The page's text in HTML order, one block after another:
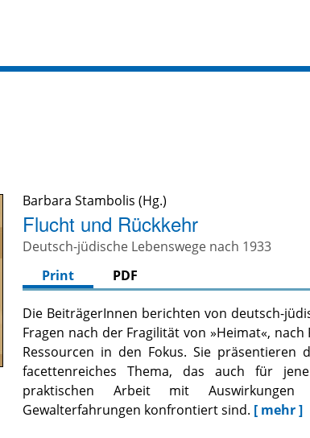
Barbara Stambolis
Flucht und Rückkehr
Deutsch-jüdische Lebenswege nach 1933
Print
PDF
Die BeiträgerInnen berichten von deutsch-
Fragen nach der Fragilität von »Heimat«,
Ressourcen in den Fokus. Sie präsentieren
facettenreiches Thema, das auch für
praktischen Arbeit mit
Gewalterfahrungen konfrontiert sind. [ mehr ]